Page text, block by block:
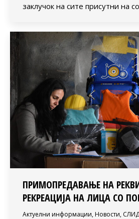
заклучок на сите присутни на
ПРИМОПРЕДАВАЊЕ НА
РЕКРЕАЦИЈА НА ЛИЦА СО
Актуелни информации, Новости,